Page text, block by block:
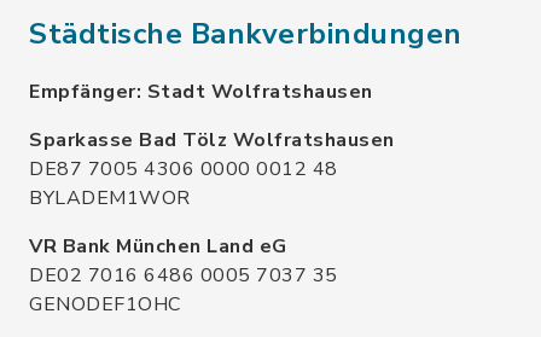
Städtische Bankverbindungen
Empfänger: Stadt Wolfratshausen
Sparkasse Bad Tölz Wolfratshausen
DE87 7005 4306 0000 0012 48
BYLADEM1WOR
VR Bank München Land eG
DE02 7016 6486 0005 7037 35
GENODEF1OHC